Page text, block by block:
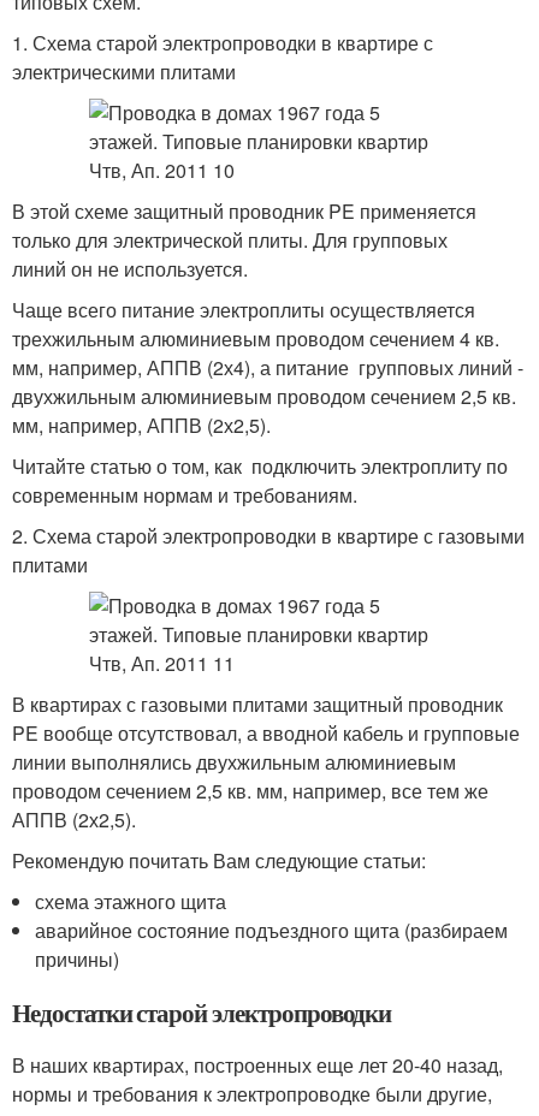
1. Схема старой электропроводки в квартире с
электрическими плитами
В этой схеме защитный проводник PE применяется
только для электрической плиты. Для групповых
линий он не используется.
Чаще всего питание электроплиты осуществляется
трехжильным алюминиевым проводом сечением 4 кв.
мм, например, АППВ (2х4), а питание групповых линий -
двухжильным алюминиевым проводом сечением 2,5 кв.
мм, например, АППВ (2х2,5).
Читайте статью о том, как подключить электроплиту по
современным нормам и требованиям.
2. Схема старой электропроводки в квартире с газовыми
плитами
В квартирах с газовыми плитами защитный проводник
PE вообще отсутствовал, а вводной кабель и групповые
линии выполнялись двухжильным алюминиевым
проводом сечением 2,5 кв. мм, например, все тем же
АППВ (2х2,5).
Рекомендую почитать Вам следующие статьи:
схема этажного щита
аварийное состояние подъездного щита (разбираем
причины)
Недостатки старой электропроводки
В наших квартирах, построенных еще лет 20-40 назад,
нормы и требования к электропроводке были другие,